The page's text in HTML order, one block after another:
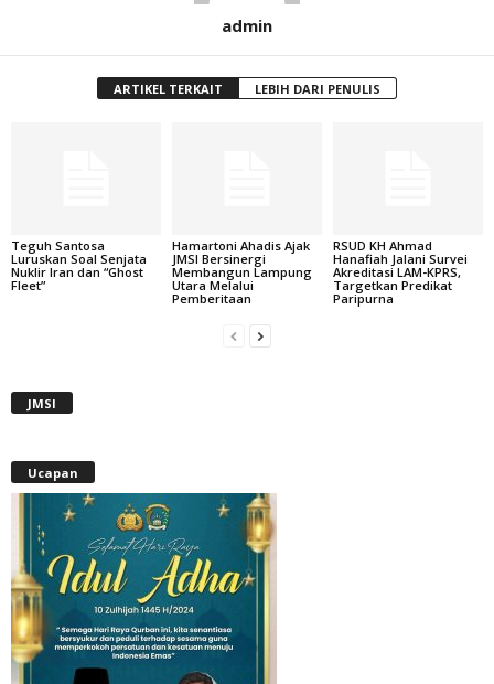
admin
ARTIKEL TERKAIT LEBIH DARI PENULIS
Teguh Santosa
Luruskan Soal Senjata
Nuklir Iran dan “Ghost
Fleet”
Hamartoni Ahadis Ajak
JMSI Bersinergi
Membangun Lampung
Utara Melalui
Pemberitaan
RSUD KH Ahmad
Hanafiah Jalani Survei
Akreditasi LAM-KPRS,
Targetkan Predikat
Paripurna
JMSI
Ucapan